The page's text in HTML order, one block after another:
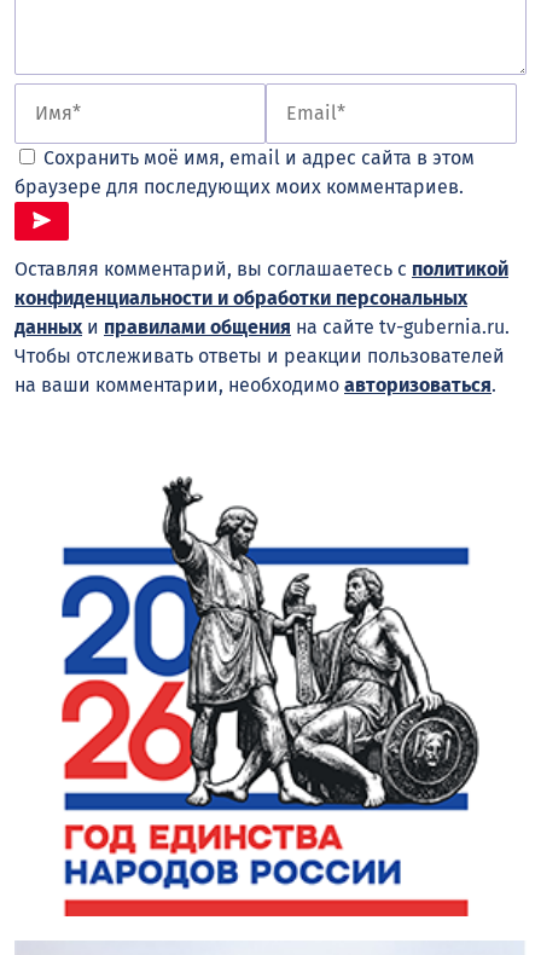
Сохранить моё имя, email и адрес сайта в этом
браузере для последующих моих комментариев.
Оставляя комментарий, вы соглашаетесь с политикой
конфиденциальности и обработки персональных
данныхи правилами общения на сайте tv-gubernia.ru.
Чтобы отслеживать ответы и реакции пользователей
на ваши комментарии, необходимо авторизоваться.